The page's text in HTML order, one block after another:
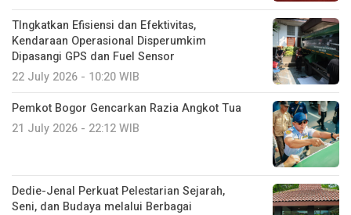
TIngkatkan Efisiensi dan Efektivitas,
Kendaraan Operasional Disperumkim
Dipasangi GPS dan Fuel Sensor
22 July 2026 - 10:20 WIB
Pemkot Bogor Gencarkan Razia Angkot Tua
21 July 2026 - 22:12 WIB
Dedie-Jenal Perkuat Pelestarian Sejarah,
Seni, dan Budaya melalui Berbagai